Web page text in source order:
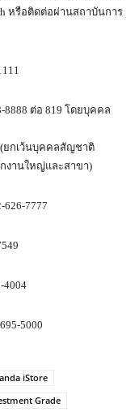
หรือติดต่อผ่านสถาบันการ
ต่อ 819 โดยบุคคล
(ยกเว้นบุคคลสัญชาติ
งานใหญ่และสาขา)
7777
4004
5000
iStore
Grade